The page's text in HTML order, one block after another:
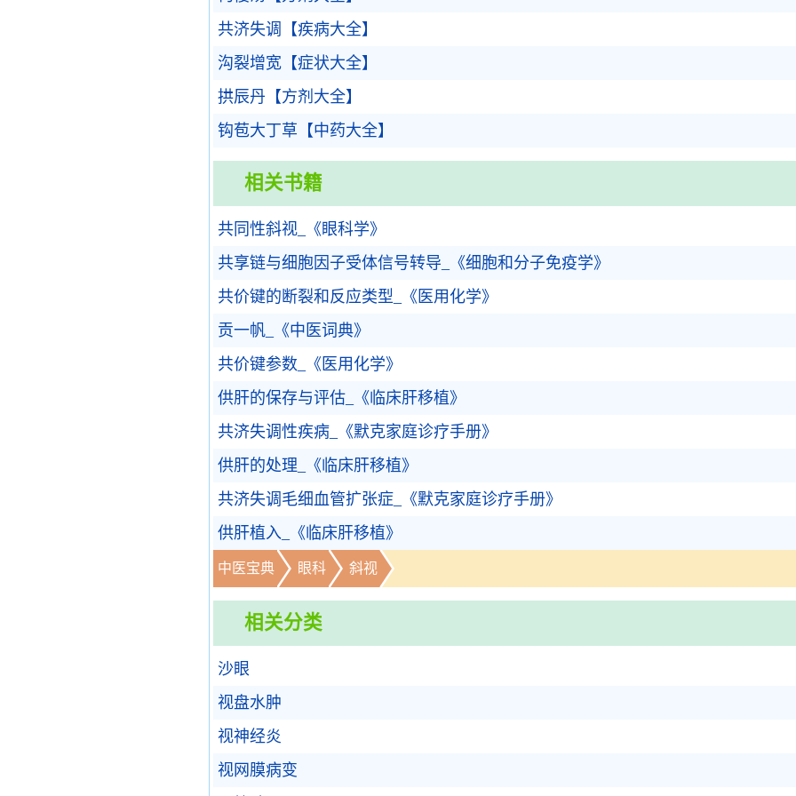
共济失调【疾病大全】
沟裂增宽【症状大全】
拱辰丹【方剂大全】
钩苞大丁草【中药大全】
相关书籍
共同性斜视_《眼科学》
共享链与细胞因子受体信号转导_《细胞和分子免疫学》
共价键的断裂和反应类型_《医用化学》
贡一帆_《中医词典》
共价键参数_《医用化学》
供肝的保存与评估_《临床肝移植》
共济失调性疾病_《默克家庭诊疗手册》
供肝的处理_《临床肝移植》
共济失调毛细血管扩张症_《默克家庭诊疗手册》
供肝植入_《临床肝移植》
中医宝典 眼科 斜视
相关分类
沙眼
视盘水肿
视神经炎
视网膜病变